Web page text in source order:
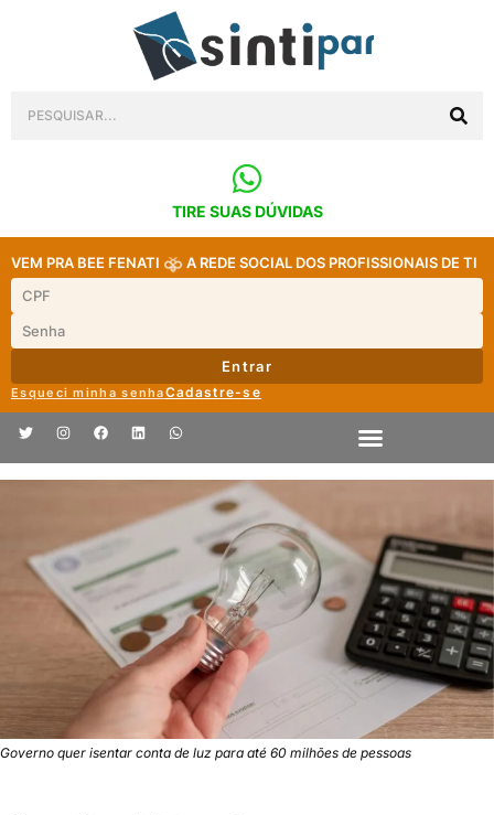
TIRE SUAS DÚVIDAS
VEM PRA BEE FENATI A REDE SOCIAL DOS PROFISSIONAIS DE TI
Entrar
Esqueci minha senhaCadastre-se
Governo quer isentar conta de luz para até 60 milhões de pessoas